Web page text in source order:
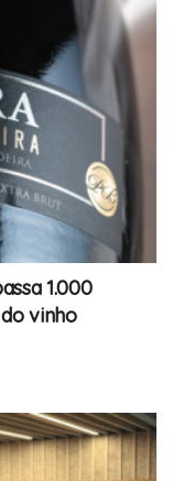
1.000
vinho